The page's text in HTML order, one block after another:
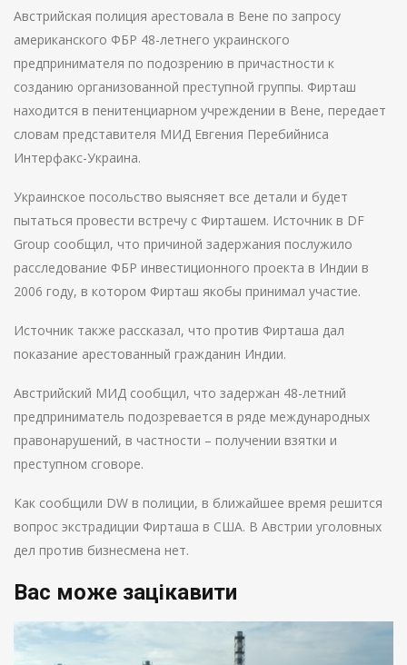
Австрийская полиция арестовала в Вене по запросу
американского ФБР 48-летнего украинского
предпринимателя по подозрению в причастности к
созданию организованной преступной группы. Фирташ
находится в пенитенциарном учреждении в Вене, передает
словам представителя МИД Евгения Перебийниса
Интерфакс-Украина.
Украинское посольство выясняет все детали и будет
пытаться провести встречу с Фирташем. Источник в DF
Group сообщил, что причиной задержания послужило
расследование ФБР инвестиционного проекта в Индии в
2006 году, в котором Фирташ якобы принимал участие.
Источник также рассказал, что против Фирташа дал
показание арестованный гражданин Индии.
Австрийский МИД сообщил, что задержан 48-летний
предприниматель подозревается в ряде международных
правонарушений, в частности – получении взятки и
преступном сговоре.
Как сообщили DW в полиции, в ближайшее время решится
вопрос экстрадиции Фирташа в США. В Австрии уголовных
дел против бизнесмена нет.
Вас може зацікавити